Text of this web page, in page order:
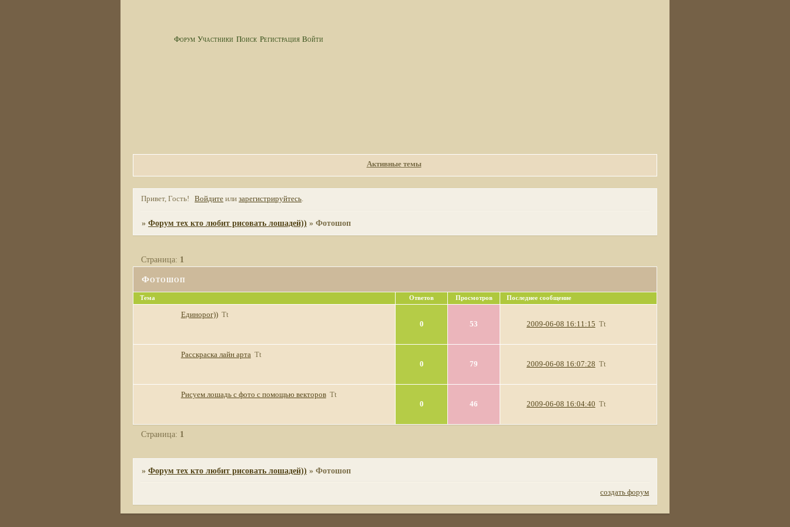
Форум Участники Поиск Регистрация Войти
Активные темы
Привет, Гость! Войдите илизарегистрируйтесь.
»Форум тех кто любит рисовать лошадей)) »Фотошоп
Фотошоп
Страница: 1
Тема Ответов Просмотров Последнее сообщение
Единорог)) Tt
0
53 2009-06-08 16:11:15 Tt
Расскраска лайн арта Tt
0
79 2009-06-08 16:07:28 Tt
Рисуем лошадь с фото с помощью векторов Tt
0
46 2009-06-08 16:04:40 Tt
Страница: 1
»Форум тех кто любит рисовать лошадей)) »Фотошоп
создать форум